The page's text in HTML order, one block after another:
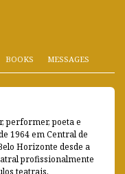
BOOKS MESSAGES
performer, poeta e
1964 em Central de
Horizonte desde a
profissionalmente